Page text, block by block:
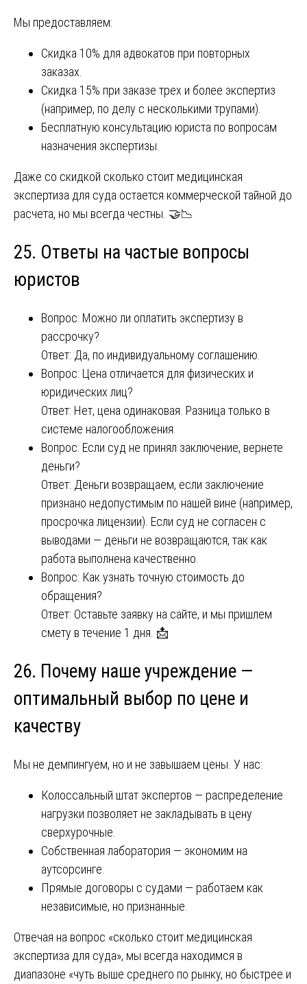
Мы предоставляем:
Скидка 10% для адвокатов при повторных
заказах.
Скидка 15% при заказе трех и более экспертиз
(например, по делу с несколькими трупами).
Бесплатную консультацию юриста по вопросам
назначения экспертизы.
Даже со скидкой сколько стоит медицинская
экспертиза для суда остается коммерческой тайной до
расчета, но мы всегда честны. 🤝📉
25. Ответы на частые вопросы
юристов
Вопрос: Можно ли оплатить экспертизу в
рассрочку?
Ответ: Да, по индивидуальному соглашению.
Вопрос: Цена отличается для физических и
юридических лиц?
Ответ: Нет, цена одинаковая. Разница только в
системе налогообложения.
Вопрос: Если суд не принял заключение, вернете
деньги?
Ответ: Деньги возвращаем, если заключение
признано недопустимым по нашей вине (например,
просрочка лицензии). Если суд не согласен с
выводами — деньги не возвращаются, так как
работа выполнена качественно.
Вопрос: Как узнать точную стоимость до
обращения?
Ответ: Оставьте заявку на сайте, и мы пришлем
смету в течение 1 дня. 📩
26. Почему наше учреждение —
оптимальный выбор по цене и
качеству
Мы не демпингуем, но и не завышаем цены. У нас:
Колоссальный штат экспертов — распределение
нагрузки позволяет не закладывать в цену
сверхурочные.
Собственная лаборатория — экономим на
аутсорсинге.
Прямые договоры с судами — работаем как
независимые, но признанные.
Отвечая на вопрос «сколько стоит медицинская
экспертиза для суда», мы всегда находимся в
диапазоне «чуть выше среднего по рынку, но быстрее и